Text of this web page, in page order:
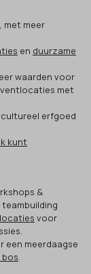
met meer
en duurzame
waarden voor
met
erfgoed
kunt
&
voor
een meerdaagse
bos.